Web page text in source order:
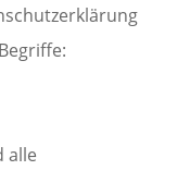
alle